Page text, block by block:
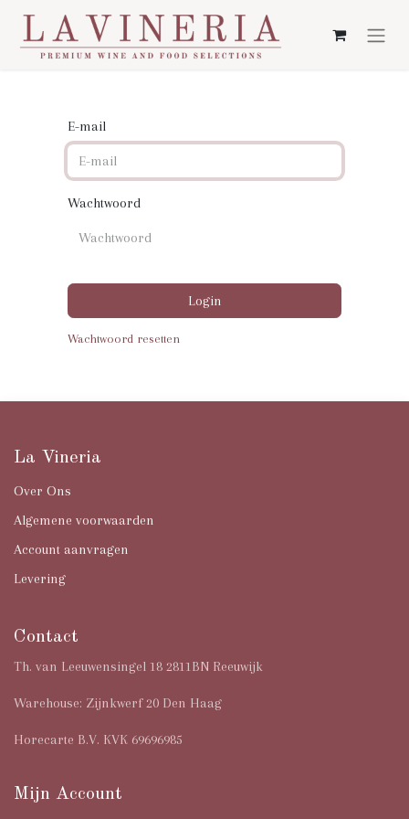
E-mail
Wachtwoord
Login
Wachtwoord resetten
La Vineria
Over Ons
Algemene voorwaarden
Account aanvragen
Levering
Contact
Th. van Leeuwensingel 18 2811BN Reeuwijk
Warehouse: Zijnkwerf 20 Den Haag
Horecarte B.V. KVK 69696985
Mijn Account